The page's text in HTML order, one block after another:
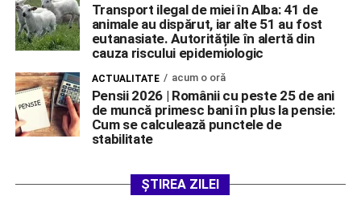
Transport ilegal de miei în Alba: 41 de
animale au dispărut, iar alte 51 au fost
eutanasiate. Autoritățile în alertă din
cauza riscului epidemiologic
ACTUALITATE acum o oră
Pensii 2026 | Românii cu peste 25 de ani
de muncă primesc bani în plus la pensie:
Cum se calculează punctele de
stabilitate
ȘTIREA ZILEI